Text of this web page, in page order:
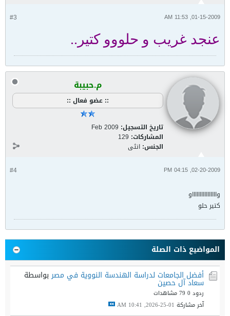
#3 01-15-2009, 11:53 AM
عنجد غريب و حلووو كتير..
م.حبيبة
:: عضو فعال ::
تاريخ التسجيل: Feb 2009
المشاركات: 129
الجنس: انثى
#4 02-20-2009, 04:15 PM
وااااااااااااااااو
كتير حلو
المواضيع ذات الصلة
أفضل الجامعات لدراسة الهندسة النووية في مصر بواسطة
سعاد آل حصين
ردود 0
79 مشاهدات
آخر مشاركة 01-25-2026, 10:41 AM